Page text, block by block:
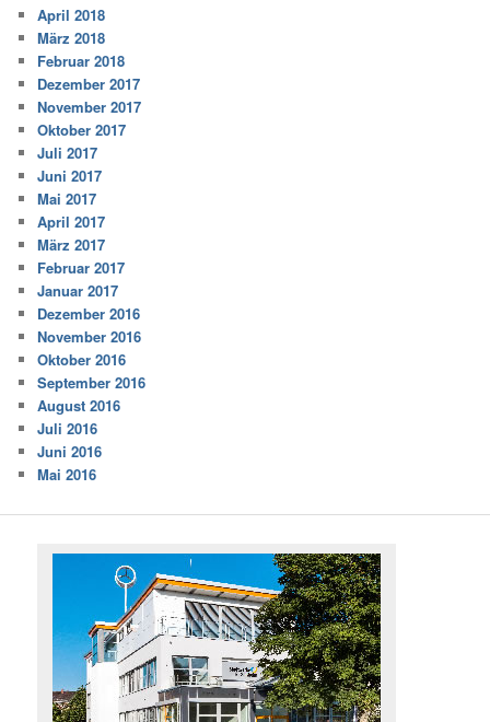
April 2018
März 2018
Februar 2018
Dezember 2017
November 2017
Oktober 2017
Juli 2017
Juni 2017
Mai 2017
April 2017
März 2017
Februar 2017
Januar 2017
Dezember 2016
November 2016
Oktober 2016
September 2016
August 2016
Juli 2016
Juni 2016
Mai 2016